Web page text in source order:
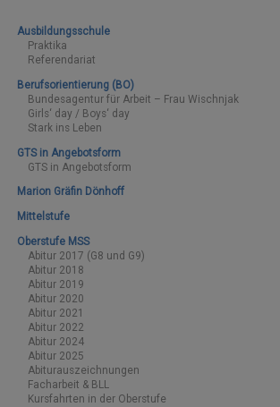
Ausbildungsschule
Praktika
Referendariat
Berufsorientierung (BO)
Bundesagentur für Arbeit – Frau Wischnjak
Girls‘ day / Boys‘ day
Stark ins Leben
GTS in Angebotsform
GTS in Angebotsform
Marion Gräfin Dönhoff
Mittelstufe
Oberstufe MSS
Abitur 2017 (G8 und G9)
Abitur 2018
Abitur 2019
Abitur 2020
Abitur 2021
Abitur 2022
Abitur 2024
Abitur 2025
Abiturauszeichnungen
Facharbeit & BLL
Kursfahrten in der Oberstufe